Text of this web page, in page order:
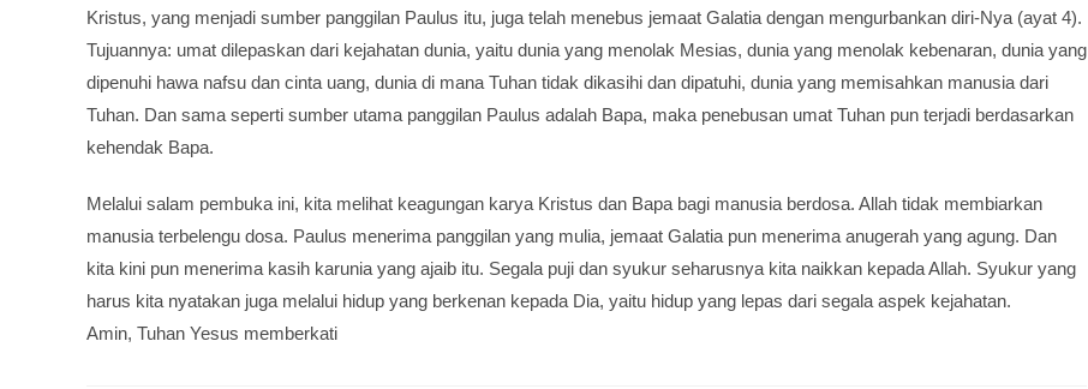
Kristus, yang menjadi sumber panggilan Paulus itu, juga telah menebus jemaat Galatia dengan mengurbankan diri-Nya (ayat 4).
Tujuannya: umat dilepaskan dari kejahatan dunia, yaitu dunia yang menolak Mesias, dunia yang menolak kebenaran, dunia yang
dipenuhi hawa nafsu dan cinta uang, dunia di mana Tuhan tidak dikasihi dan dipatuhi, dunia yang memisahkan manusia dari
Tuhan. Dan sama seperti sumber utama panggilan Paulus adalah Bapa, maka penebusan umat Tuhan pun terjadi berdasarkan
kehendak Bapa.
Melalui salam pembuka ini, kita melihat keagungan karya Kristus dan Bapa bagi manusia berdosa. Allah tidak membiarkan
manusia terbelengu dosa. Paulus menerima panggilan yang mulia, jemaat Galatia pun menerima anugerah yang agung. Dan
kita kini pun menerima kasih karunia yang ajaib itu. Segala puji dan syukur seharusnya kita naikkan kepada Allah. Syukur yang
harus kita nyatakan juga melalui hidup yang berkenan kepada Dia, yaitu hidup yang lepas dari segala aspek kejahatan.
Amin, Tuhan Yesus memberkati